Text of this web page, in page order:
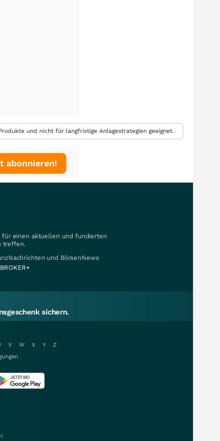
und nicht für langfristige Anlagestrategien geeignet.
abonnieren!
für einen aktuellen und fundierten
treffen.
und BörsenNews
sichern.
V W X Y
Z